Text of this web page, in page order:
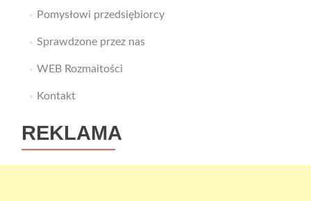
Pomysłowi przedsiębiorcy
Sprawdzone przez nas
WEB Rozmaitości
Kontakt
REKLAMA